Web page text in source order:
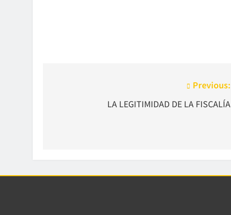
Previous:
LA LEGITIMIDAD DE LA FISCALÍA